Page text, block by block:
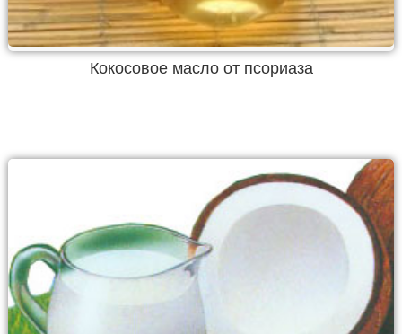
Кокосовое масло от псориаза